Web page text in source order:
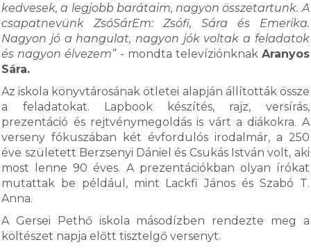
kedvesek, a legjobb barátaim, nagyon összetartunk. A
csapatnevünk ZsóSárEm: Zsófi, Sára és Emerika.
Nagyon jó a hangulat, nagyon jók voltak a feladatok
és nagyon élvezem” - mondta televíziónknak Aranyos
Sára.
Az iskola könyvtárosának ötletei alapján állították össze
a feladatokat. Lapbook készítés, rajz, versírás,
prezentáció és rejtvénymegoldás is várt a diákokra. A
verseny fókuszában két évfordulós irodalmár, a 250
éve született Berzsenyi Dániel és Csukás István volt, aki
most lenne 90 éves. A prezentációkban olyan írókat
mutattak be például, mint Lackfi János és Szabó T.
Anna.
A Gersei Pethő iskola másodízben rendezte meg a
költészet napja előtt tisztelgő versenyt.